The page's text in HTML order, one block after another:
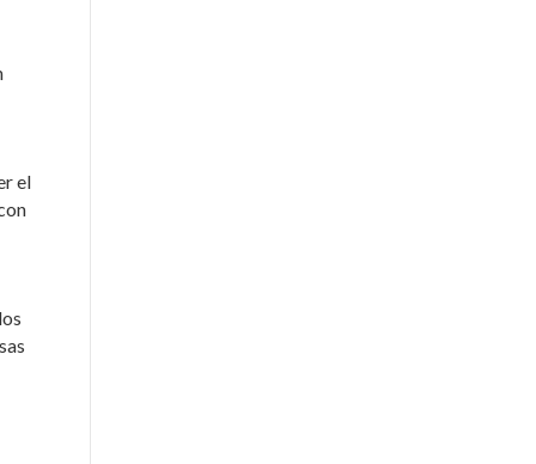
el